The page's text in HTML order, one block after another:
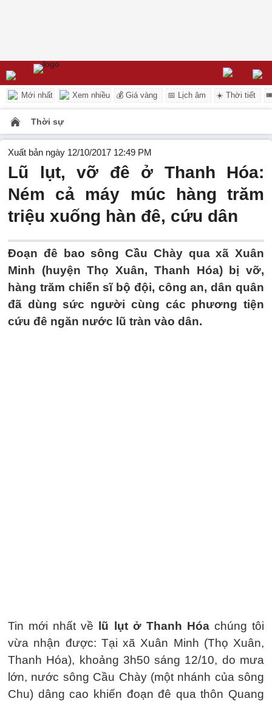
Mới nhất Xem nhiều 💰 Giá vàng 📅 Lịch âm ☀️ Thời tiết
Thời sự
Xuất bản ngày 12/10/2017 12:49 PM
Lũ lụt, vỡ đê ở Thanh Hóa:
Ném cả máy múc hàng trăm
triệu xuống hàn đê, cứu dân
Đoạn đê bao sông Cầu Chày qua xã Xuân
Minh (huyện Thọ Xuân, Thanh Hóa) bị vỡ,
hàng trăm chiến sĩ bộ đội, công an, dân quân
đã dùng sức người cùng các phương tiện
cứu đê ngăn nước lũ tràn vào dân.
Tin mới nhất về lũ lụt ở Thanh Hóachúng tôi
vừa nhận được: Tại xã Xuân Minh (Thọ Xuân,
Thanh Hóa), khoảng 3h50 sáng 12/10, do mưa
lớn, nước sông Cầu Chày (một nhánh của sông
Chu) dâng cao khiến đoạn đê qua thôn Quang